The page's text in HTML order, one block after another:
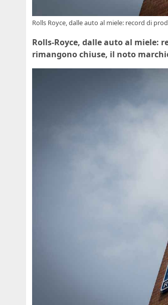
Rolls Royce, dalle auto al miele: record di
Rolls-Royce, dalle auto al miele:
rimangono chiuse, il noto